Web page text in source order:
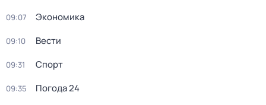
09:07 Экономика
09:10 Вести
09:31 Спорт
09:35 Погода 24